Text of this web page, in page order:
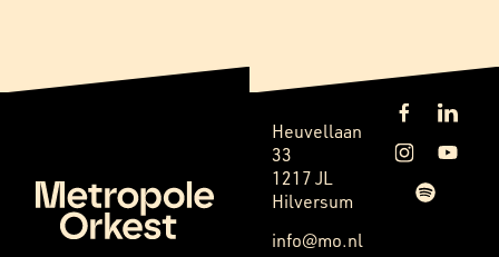
Heuvellaan
33
1217 JL
Hilversum
info@mo.nl